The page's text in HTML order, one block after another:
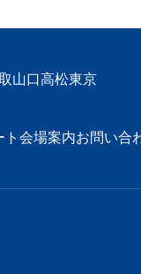
山口高松東京
会場案内お問い合